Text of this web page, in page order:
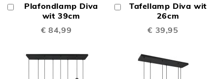
Plafondlamp Diva
wit 39cm
€ 84,99
Winkelwagen
Tafellamp Diva wit
26cm
€ 39,95
Winkelwagen